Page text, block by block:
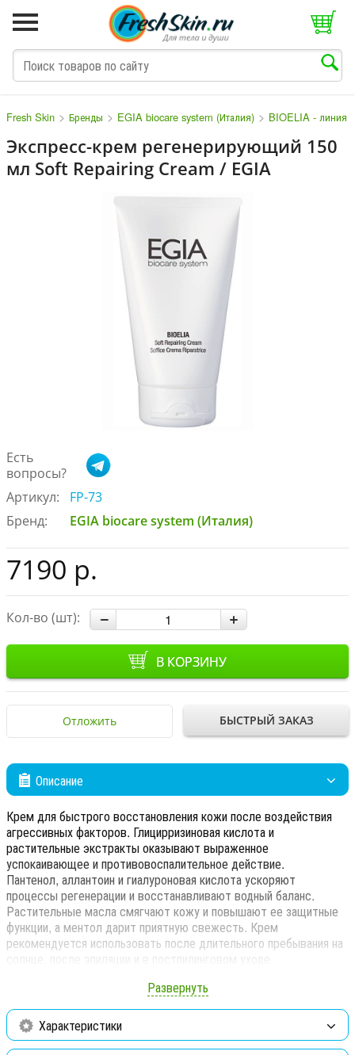
Fresh Skin > Бренды > EGIA biocare system (Италия) > BIOELIA - линия
Экспресс-крем регенерирующий 150
мл Soft Repairing Cream / EGIA
Есть
вопросы?
Артикул:
FP-73
Бренд:
EGIA biocare system (Италия)
7190 р.
Кол-во (шт):
В КОРЗИНУ
Отложить БЫСТРЫЙ ЗАКАЗ
Описание
Крем для быстрого восстановления кожи после воздействия
агрессивных факторов. Глицирризиновая кислота и
растительные экстракты оказывают выраженное
успокаивающее и противовоспалительное действие.
Пантенол, аллантоин и гиалуроновая кислота ускоряют
процессы регенерации и восстанавливают водный баланс.
Растительные масла смягчают кожу и повышают ее защитные
функции, а ментол дарит приятную свежесть. Крем
рекомендуется использовать после длительного пребывания на
Мгновенно успокаивает и устраняет дискомфорт
Может использоваться как средство после загара
Развернуть
Характеристики